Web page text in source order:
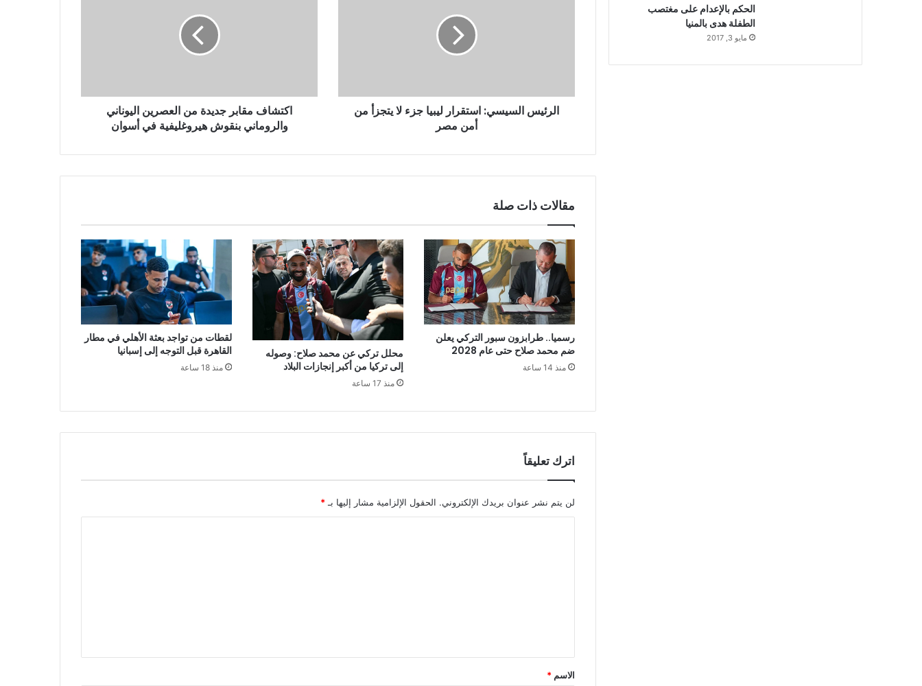
الرئيس السيسي: استقرار ليبيا جزء لا يتجزأ من
أمن مصر
اكتشاف مقابر جديدة من العصرين اليوناني
والروماني بنقوش هيروغليفية في أسوان
مقالات ذات صلة
رسميا.. طرابزون سبور التركي يعلن
ضم محمد صلاح حتى عام 2028
منذ 14 ساعة
محلل تركي عن محمد صلاح: وصوله
إلى تركيا من أكبر إنجازات البلاد
منذ 17 ساعة
لقطات من تواجد بعثة الأهلي في مطار
القاهرة قبل التوجه إلى إسبانيا
منذ 18 ساعة
اترك تعليقاً
لن يتم نشر عنوان بريدك الإلكتروني. الحقول الإلزامية مشار إليها بـ *
*
الاسم *
الحكم بالإعدام على مغتصب
الطفلة هدى بالمنيا
مايو 3, 2017